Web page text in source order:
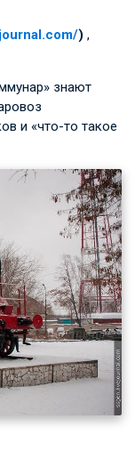
) ,
знают
и «что-то такое